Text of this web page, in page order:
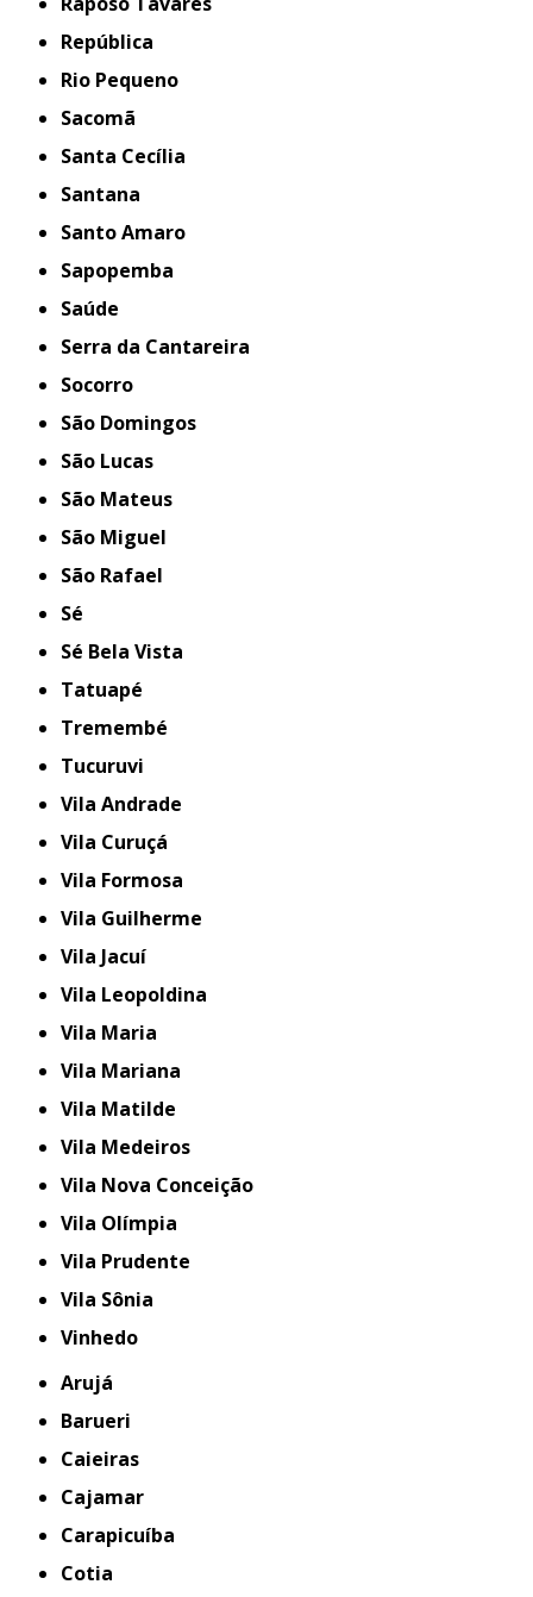
República
Rio Pequeno
Sacomã
Santa Cecília
Santana
Santo Amaro
Sapopemba
Saúde
Serra da Cantareira
Socorro
São Domingos
São Lucas
São Mateus
São Miguel
São Rafael
Sé
Sé Bela Vista
Tatuapé
Tremembé
Tucuruvi
Vila Andrade
Vila Curuçá
Vila Formosa
Vila Guilherme
Vila Jacuí
Vila Leopoldina
Vila Maria
Vila Mariana
Vila Matilde
Vila Medeiros
Vila Nova Conceição
Vila Olímpia
Vila Prudente
Vila Sônia
Vinhedo
Arujá
Barueri
Caieiras
Cajamar
Carapicuíba
Cotia